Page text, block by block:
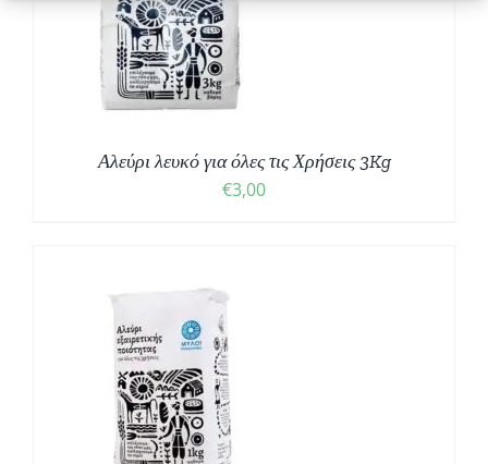
Αλεύρι λευκό για όλες τις Χρήσεις 3Kg
€3,00